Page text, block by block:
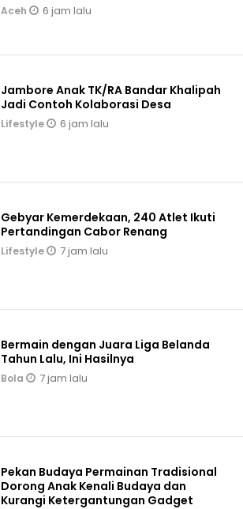
Aceh 6 jam lalu
Jambore Anak TK/RA Bandar Khalipah
Jadi Contoh Kolaborasi Desa
Lifestyle 6 jam lalu
Gebyar Kemerdekaan, 240 Atlet Ikuti
Pertandingan Cabor Renang
Lifestyle 7 jam lalu
Bermain dengan Juara Liga Belanda
Tahun Lalu, Ini Hasilnya
Bola 7 jam lalu
Pekan Budaya Permainan Tradisional
Dorong Anak Kenali Budaya dan
Kurangi Ketergantungan Gadget